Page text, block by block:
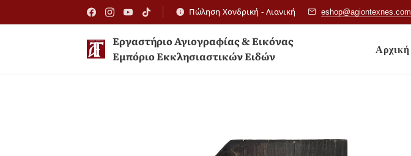
Πώληση Χονδρική - Λιανική eshop@agiontexnes.com
Εργαστήριο Αγιογραφίας & Εικόνας
Εμπόριο Εκκλησιαστικών Ειδών
Αρχική